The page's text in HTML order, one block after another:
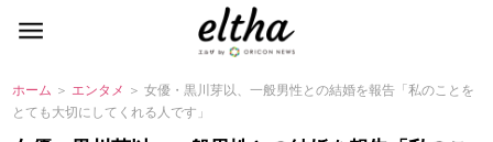
ホーム ＞ エンタメ ＞ 女優・黒川芽以、一般男性との結婚を報告「私のことを
とても大切にしてくれる人です」